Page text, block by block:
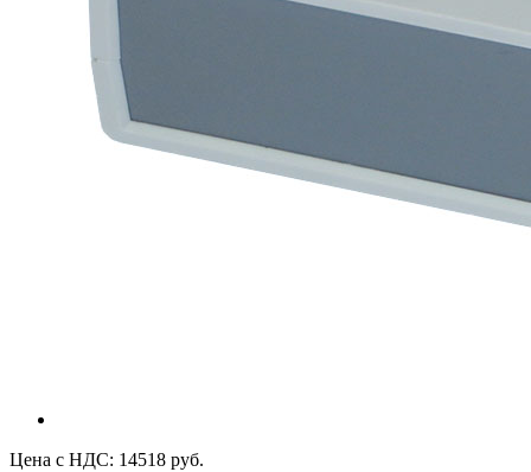
Цена с НДС: 14518 руб.